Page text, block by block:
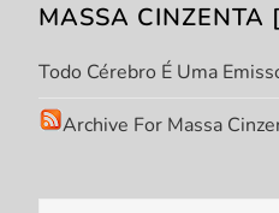
d
e
P
o
MASSA CINZENTA
Todo Cérebro É Uma
Archive For Massa